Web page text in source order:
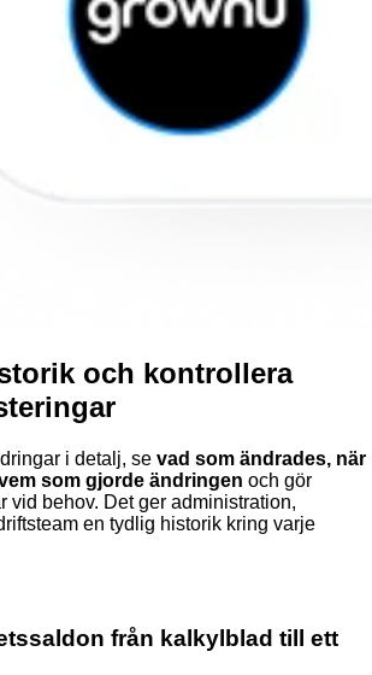
och kontrollera
i detalj, se vad som ändrades, när
som gjorde ändringen och gör
vid behov. Det ger administration,
en tydlig historik kring varje
från kalkylblad till ett